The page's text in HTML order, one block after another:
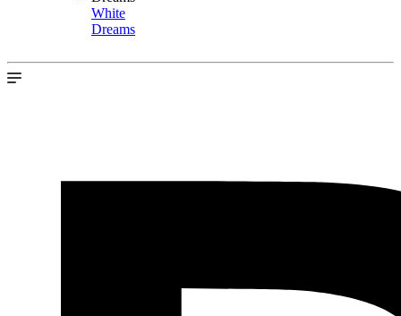
White
Dreams